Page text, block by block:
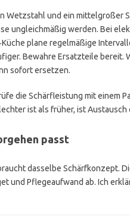
Wetzstahl und ein mittelgroßer
ungleichmäßig werden. Bei
plane regelmäßige
Bewahre Ersatzteile bereit.
sofort ersetzen.
die Schärfleistung mit einem
ist als früher, ist Austausch
passt
dasselbe Schärfkonzept.
und Pflegeaufwand ab. Ich